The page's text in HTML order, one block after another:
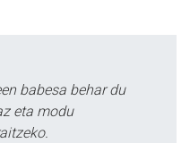
babesa behar du
eta modu